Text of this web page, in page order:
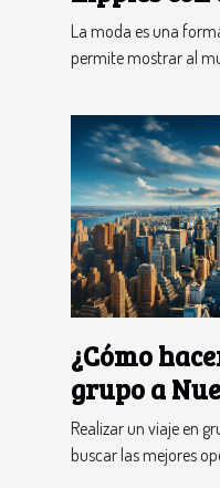
atuendos
La moda es una
permite mostrar al
¿Cómo
grupo a
Realizar un viaje en
buscar las mejores